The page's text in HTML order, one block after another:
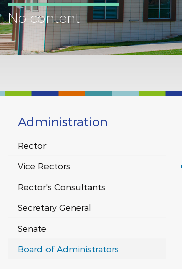
No content
Administration
Rector
Vice Rectors
Rector's Consultants
Secretary General
Senate
Board of Administrators